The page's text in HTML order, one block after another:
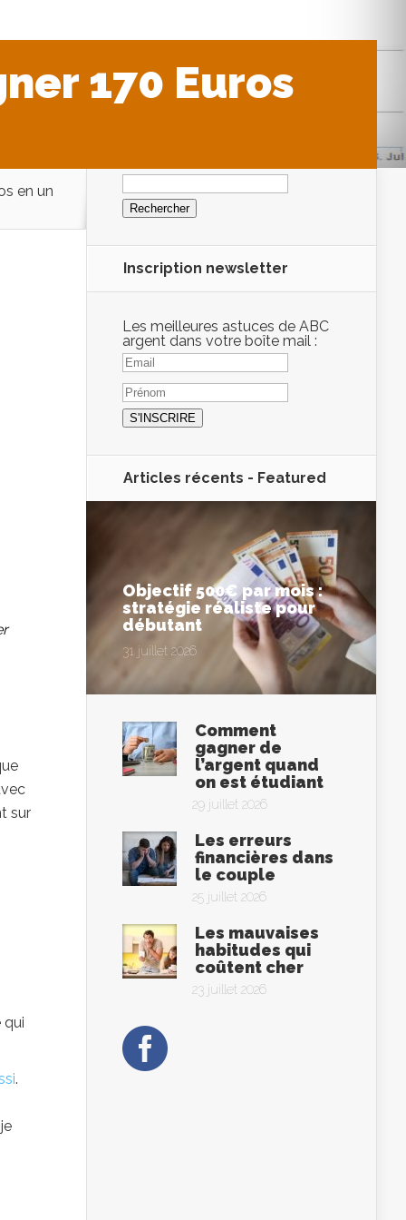
170 Euros
en un
sur
qui
.
Rechercher :
Inscription newsletter
Les meilleures astuces de ABC
argent dans votre boîte mail :
Articles récents - Featured
Objectif 500€ par mois :
stratégie réaliste pour
débutant
31 juillet 2026
Comment
gagner de
l’argent quand
on est étudiant
29 juillet 2026
Les erreurs
financières dans
le couple
25 juillet 2026
Les mauvaises
habitudes qui
coûtent cher
23 juillet 2026